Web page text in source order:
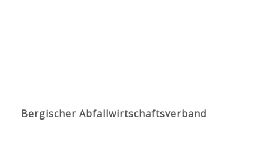
Bergischer Abfallwirtschaftsverband